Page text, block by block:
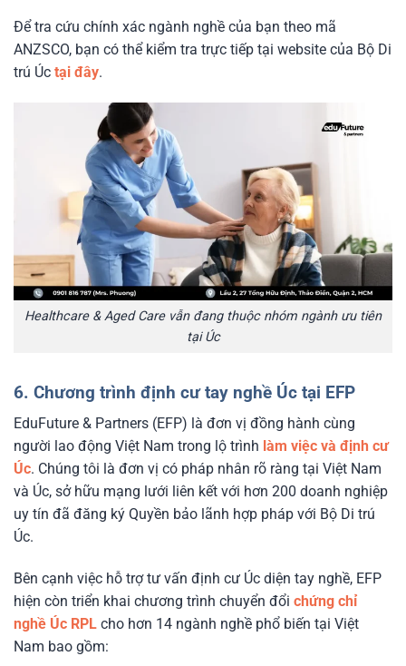
Để tra cứu chính xác ngành nghề của bạn theo mã
ANZSCO, bạn có thể kiểm tra trực tiếp tại website của Bộ Di
trú Úc tại đây.
Healthcare & Aged Care vẫn đang thuộc nhóm ngành ưu tiên
tại Úc
6. Chương trình định cư tay nghề Úc tại EFP
EduFuture & Partners (EFP) là đơn vị đồng hành cùng
người lao động Việt Nam trong lộ trình làm việc và định cư
Úc. Chúng tôi là đơn vị có pháp nhân rõ ràng tại Việt Nam
và Úc, sở hữu mạng lưới liên kết với hơn 200 doanh nghiệp
uy tín đã đăng ký Quyền bảo lãnh hợp pháp với Bộ Di trú
Úc.
Bên cạnh việc hỗ trợ tư vấn định cư Úc diện tay nghề, EFP
hiện còn triển khai chương trình chuyển đổi chứng chỉ
nghề Úc RPL cho hơn 14 ngành nghề phổ biến tại Việt
Nam bao gồm: